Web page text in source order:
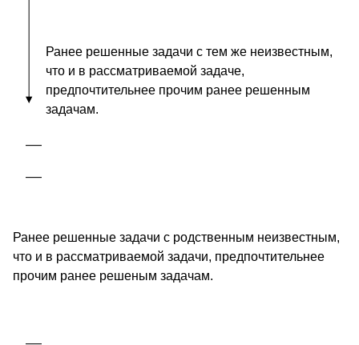
Ранее решенные задачи с тем же неизвестным,
что и в рассматриваемой задаче,
предпочтительнее прочим ранее решенным
задачам.
Ранее решенные задачи с родственным неизвестным,
что и в рассматриваемой задачи, предпочтительнее
прочим ранее решеным задачам.